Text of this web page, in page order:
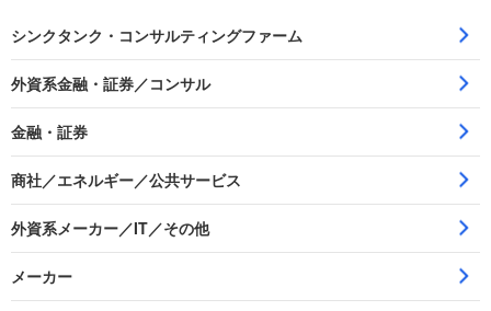
シンクタンク・コンサルティングファーム
外資系金融・証券／コンサル
金融・証券
商社／エネルギー／公共サービス
外資系メーカー／IT／その他
メーカー